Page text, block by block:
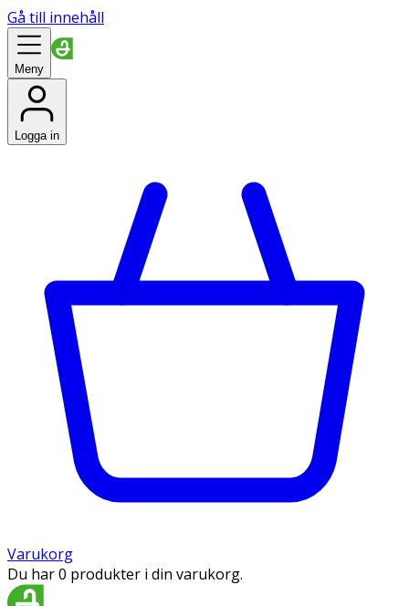
Gå till innehåll
Meny
Logga in
Varukorg
Du har 0 produkter i din varukorg.